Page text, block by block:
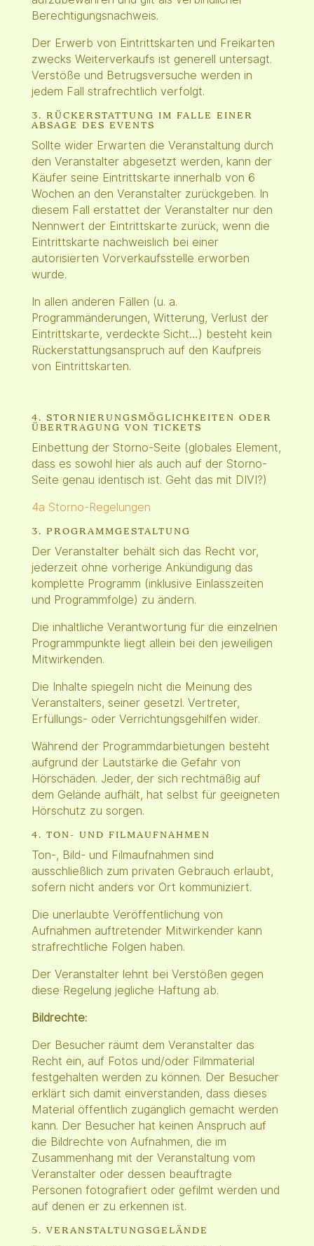
Berechtigungsnachweis.
Der Erwerb von Eintrittskarten und Freikarten
zwecks Weiterverkaufs ist generell untersagt.
Verstöße und Betrugsversuche werden in
jedem Fall strafrechtlich verfolgt.
3. RÜCKERSTATTUNG IM FALLE EINER
ABSAGE DES EVENTS
Sollte wider Erwarten die Veranstaltung durch
den Veranstalter abgesetzt werden, kann der
Käufer seine Eintrittskarte innerhalb von 6
Wochen an den Veranstalter zurückgeben. In
diesem Fall erstattet der Veranstalter nur den
Nennwert der Eintrittskarte zurück, wenn die
Eintrittskarte nachweislich bei einer
autorisierten Vorverkaufsstelle erworben
wurde.
In allen anderen Fällen (u. a.
Programmänderungen, Witterung, Verlust der
Eintrittskarte, verdeckte Sicht…) besteht kein
Rückerstattungsanspruch auf den Kaufpreis
von Eintrittskarten.
4. STORNIERUNGSMÖGLICHKEITEN ODER
ÜBERTRAGUNG VON TICKETS
Einbettung der Storno-Seite (globales Element,
dass es sowohl hier als auch auf der Storno-
Seite genau identisch ist. Geht das mit DIVI?)
4a Storno-Regelungen
3. PROGRAMMGESTALTUNG
Der Veranstalter behält sich das Recht vor,
jederzeit ohne vorherige Ankündigung das
komplette Programm (inklusive Einlasszeiten
und Programmfolge) zu ändern.
Die inhaltliche Verantwortung für die einzelnen
Programmpunkte liegt allein bei den jeweiligen
Mitwirkenden.
Die Inhalte spiegeln nicht die Meinung des
Veranstalters, seiner gesetzl. Vertreter,
Erfüllungs- oder Verrichtungsgehilfen wider.
Während der Programmdarbietungen besteht
aufgrund der Lautstärke die Gefahr von
Hörschäden. Jeder, der sich rechtmäßig auf
dem Gelände aufhält, hat selbst für geeigneten
Hörschutz zu sorgen.
4. TON- UND FILMAUFNAHMEN
Ton-, Bild- und Filmaufnahmen sind
ausschließlich zum privaten Gebrauch erlaubt,
sofern nicht anders vor Ort kommuniziert.
Die unerlaubte Veröffentlichung von
Aufnahmen auftretender Mitwirkender kann
strafrechtliche Folgen haben.
Der Veranstalter lehnt bei Verstößen gegen
diese Regelung jegliche Haftung ab.
Bildrechte:
Der Besucher räumt dem Veranstalter das
Recht ein, auf Fotos und/oder Filmmaterial
festgehalten werden zu können. Der Besucher
erklärt sich damit einverstanden, dass dieses
Material öffentlich zugänglich gemacht werden
kann. Der Besucher hat keinen Anspruch auf
die Bildrechte von Aufnahmen, die im
Zusammenhang mit der Veranstaltung vom
Veranstalter oder dessen beauftragte
Personen fotografiert oder gefilmt werden und
auf denen er zu erkennen ist.
5. VERANSTALTUNGSGELÄNDE